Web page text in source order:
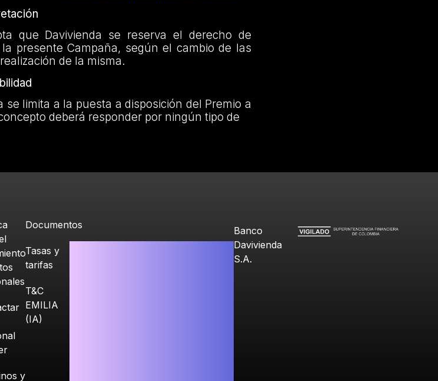
que Davivienda se reserva el derecho de
presente Campaña, según el cambio de las
de la misma.
se limita a la puesta a disposición del Premio a
deberá responder por ningún tipo de
y
Documentos
Tasas y
tarifas
T&C
EMILIA
(IA)
Banco
Davivienda
S.A.